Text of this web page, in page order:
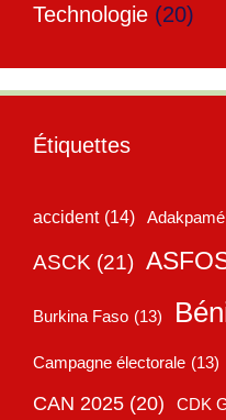
Technologie (20)
Étiquettes
accident (14) Adakpamé
ASCK (21)
Burkina Faso (13)
Campagne électorale (13)
CAN 2025 (20) CDK